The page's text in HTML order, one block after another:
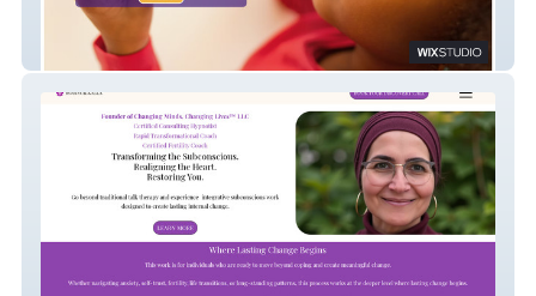
Dixon Academy